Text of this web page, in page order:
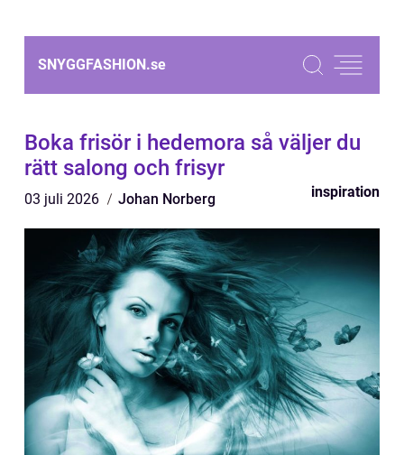
SNYGGFASHION.se
Boka frisör i hedemora så väljer du
rätt salong och frisyr
03 juli 2026 Johan Norberg inspiration